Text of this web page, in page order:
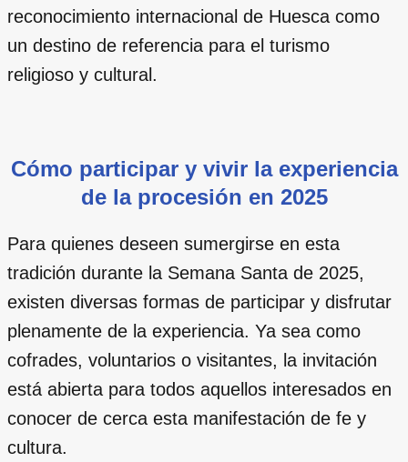
reconocimiento internacional de Huesca como
un destino de referencia para el turismo
religioso y cultural.
Cómo participar y vivir la experiencia
de la procesión en 2025
Para quienes deseen sumergirse en esta
tradición durante la Semana Santa de 2025,
existen diversas formas de participar y disfrutar
plenamente de la experiencia. Ya sea como
cofrades, voluntarios o visitantes, la invitación
está abierta para todos aquellos interesados en
conocer de cerca esta manifestación de fe y
cultura.